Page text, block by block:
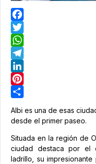
Facebook
Twitter
WhatsApp
Telegram
LinkedIn
Pinterest
Albi es una de esas
desde el primer paseo.
Situada en la región de
ciudad destaca por el
ladrillo, su